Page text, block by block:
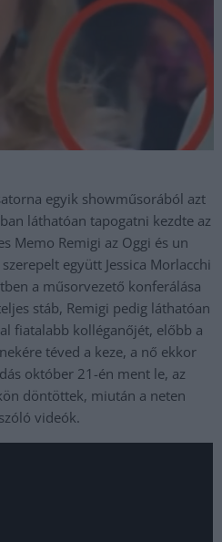
egyik showműsorából azt
láthatóan tapogatni kezdte az
Memo Remigi az Oggi és un
együtt Jessica Morlacchi
a műsorvezető konferálása
stáb, Remigi pedig láthatóan
fiatalabb kolléganőjét, előbb a
téved a keze, a nő ekkor
október 21-én ment le, az
döntöttek, miután a neten
videók.